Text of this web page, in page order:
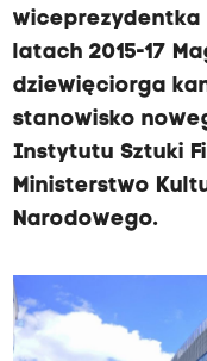
wiceprezydentka
latach 2015-17
dziewięciorga
stanowisko
Instytutu Sztuki
Ministerstwo
Narodowego.